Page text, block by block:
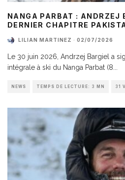
NANGA PARBAT : ANDRZEJ
DERNIER CHAPITRE
LILIAN MARTINEZ · 02/07/2026
Le 30 juin 2026, Andrzej Bargiel a
intégrale à ski du Nanga Parbat (8
NEWS TEMPS DE LECTURE: 3 MN 31